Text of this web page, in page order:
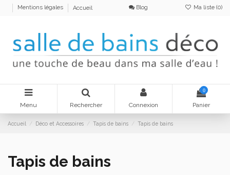
Mentions légales Accueil Blog Ma liste (0)
Menu Rechercher Connexion
0
Panier
Accueil Déco et Accessoires Tapis de bains Tapis de bains
Tapis de bains